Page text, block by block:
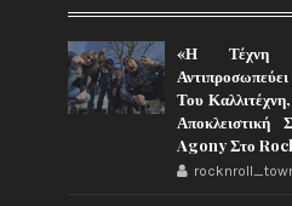
«Η Τέχνη
Του
Agony Στο